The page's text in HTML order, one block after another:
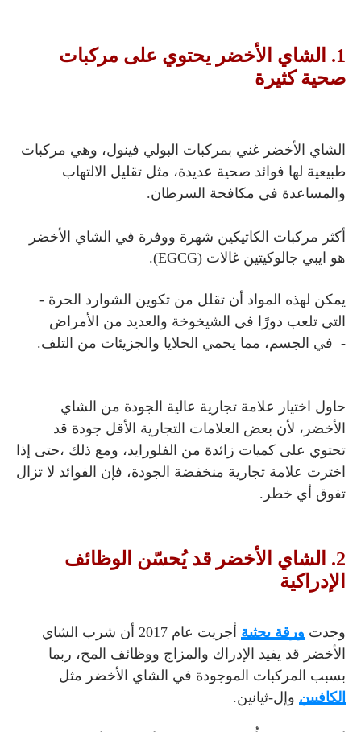
1. الشاي الأخضر يحتوي على مركبات
صحية كثيرة
الشاي الأخضر غني بمركبات البولي فينول، وهي مركبات
طبيعية لها فوائد صحية عديدة، مثل تقليل الالتهاب
والمساعدة في مكافحة السرطان.
أكثر مركبات الكاتيكين شهرة ووفرة في الشاي الأخضر
هو ايبي جالوكيتين غالات (EGCG).
يمكن لهذه المواد أن تقلل من تكوين الشوارد الحرة -
التي تلعب دورًا في الشيخوخة والعديد من الأمراض
- في الجسم، مما يحمي الخلايا والجزيئات من التلف.
حاول اختيار علامة تجارية عالية الجودة من الشاي
الأخضر، لأن بعض العلامات التجارية الأقل جودة قد
تحتوي على كميات زائدة من الفلورايد، ومع ذلك ،حتى إذا
اخترت علامة تجارية منخفضة الجودة، فإن الفوائد لا تزال
تفوق أي خطر.
2. الشاي الأخضر قد يُحسّن الوظائف
الإدراكية
وجدت ورقة بحثية
أجريت عام 2017 أن شرب الشاي
الأخضر قد يفيد الإدراك والمزاج ووظائف المخ، ربما
بسبب المركبات الموجودة في الشاي الأخضر مثل
الكافيين وإل-ثيانين.